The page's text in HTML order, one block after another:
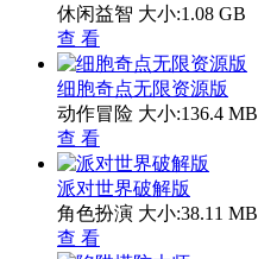
休闲益智 大小:1.08 GB
查 看
细胞奇点无限资源版
动作冒险 大小:136.4 MB
查 看
派对世界破解版
角色扮演 大小:38.11 MB
查 看